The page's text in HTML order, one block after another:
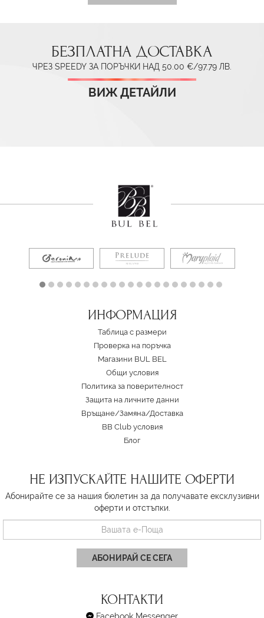
БЕЗПЛАТНА ДОСТАВКА
ЧРЕЗ SPEEDY ЗА ПОРЪЧКИ НАД 50.00 €/97.79 ЛВ.
ВИЖ ДЕТАЙЛИ
ИНФОРМАЦИЯ
Таблица с размери
Проверка на поръчка
Магазини BUL BEL
Oбщи условия
Политика за поверителност
Защита на личните данни
Връщане/Замяна/Доставка
BB Club условия
Блог
НЕ ИЗПУСКАЙТЕ НАШИТЕ ОФЕРТИ
Абонирайте се за нашия бюлетин за да получавате ексклузивни
оферти и отстъпки.
АБОНИРАЙ СЕ СЕГА
КОНТАКТИ